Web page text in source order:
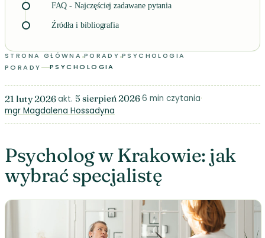
FAQ - Najczęściej zadawane pytania
Źródła i bibliografia
STRONA GŁÓWNA PORADY PSYCHOLOGIA
PSYCHOLOG W KRAKOWIE: JAK WYBRAĆ SPECJALISTĘ
PORADY PSYCHOLOGIA
21 luty 2026·akt. 5 sierpień 2026·6 min czytania·
mgr Magdalena Hossadyna
Psycholog w Krakowie: jak
wybrać specjalistę